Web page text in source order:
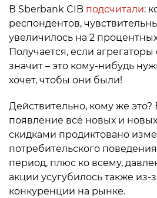
В Sberbank CIB подсчитали:
респондентов,
увеличилось на 2 процентных
Получается, если
значит – это кому-нибудь
хочет, чтобы они были!
Действительно, кому же
появление всё новых и
скидками продиктовано
потребительского
период, плюс ко всему,
акции усугубилось также из-
конкуренции на рынке.